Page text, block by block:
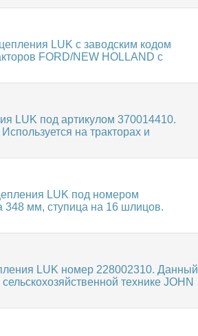
LUK с заводским кодом
FORD/NEW HOLLAND с
LUK под артикулом 370014410.
на тракторах и
LUK под номером
348 мм, ступица на 16 шлицов.
LUK номер 228002310. Данный
технике JOHN